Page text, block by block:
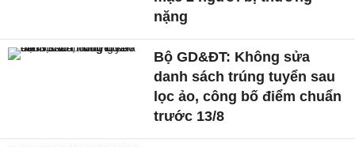
nặng
Bộ GD&ĐT: Không sửa
danh sách trúng tuyển sau
lọc ảo, công bố điểm chuẩn
trước 13/8